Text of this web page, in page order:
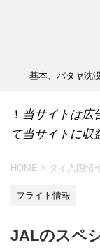
基本、パタヤ沈
！ 当サイトは広
て当サイトに収
HOME > タイ入国情
フライト情報
JALのスペ